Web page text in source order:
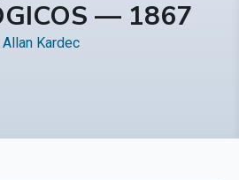
— 1867
Allan Kardec